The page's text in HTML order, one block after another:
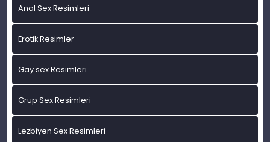
Anal Sex Resimleri
Erotik Resimler
Gay sex Resimleri
Grup Sex Resimleri
Lezbiyen Sex Resimleri